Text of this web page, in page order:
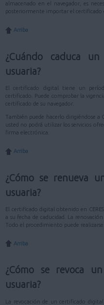
almacenado en el navegador, es
posteriormente importar el certificado
Arriba
¿Cuándo caduca
usuaria?
El certificado digital tiene un
certificado. Puede comprobar la
certificado de su navegador.
También puede hacerlo dirigiéndose a
usted no podrá utilizar los servicios
firma electrónica.
Arriba
¿Cómo se renueva
usuaria?
El certificado digital obtenido en
a su fecha de caducidad. La
Todo el procedimiento puede realizarse
Arriba
¿Cómo se revoca
usuaria?
La revocación de un certificado